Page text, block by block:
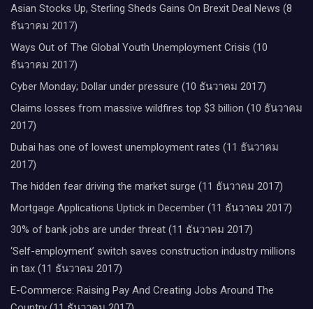
Asian Stocks Up, Sterling Sheds Gains On Brexit Deal News (8
ธันวาคม 2017)
Ways Out of The Global Youth Unemployment Crisis (10
ธันวาคม 2017)
Cyber Monday; Dollar under pressure (10 ธันวาคม 2017)
Claims losses from massive wildfires top $3 billion (10 ธันวาคม
2017)
Dubai has one of lowest unemployment rates (11 ธันวาคม
2017)
The hidden fear driving the market surge (11 ธันวาคม 2017)
Mortgage Applications Uptick in December (11 ธันวาคม 2017)
30% of bank jobs are under threat (11 ธันวาคม 2017)
‘Self-employment’ switch saves construction industry millions
in tax (11 ธันวาคม 2017)
E-Commerce: Raising Pay And Creating Jobs Around The